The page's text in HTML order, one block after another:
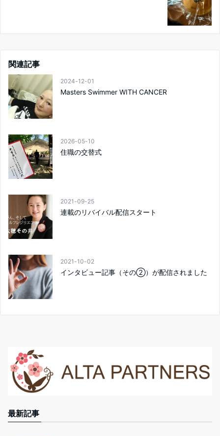
関連記事
2024-12-01
Masters Swimmer WITH CANCER
2026-05-10
住職の交替式
2021-09-25
連載のリバイバル配信スタート
2021-10-02
インタビュー記事（その②）が配信されました
最新記事